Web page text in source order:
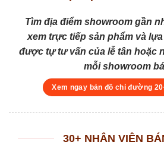
Tìm địa điểm showroom gần
xem trực tiếp sản phẩm và
được tự tư vấn của lễ tân hoặc
mỗi showroom
Xem ngay bản đồ chỉ đường
30+ NHÂN VIÊN